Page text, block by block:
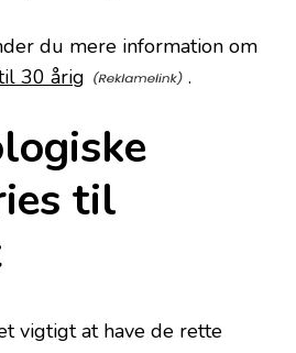
du mere information om
30 årig
.
til
vigtigt at have de rette